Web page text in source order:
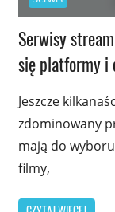
Serwisy
się platformy i
Jeszcze
zdominowany
mają do
filmy,